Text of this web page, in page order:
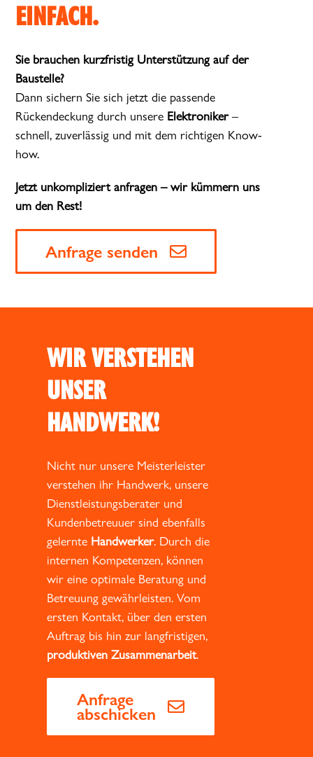
EINFACH.
Sie brauchen kurzfristig Unterstützung auf der
Baustelle?
Dann sichern Sie sich jetzt die passende
Rückendeckung durch unsere Elektroniker–
schnell, zuverlässig und mit dem richtigen Know-
how.
Jetzt unkompliziert anfragen – wir kümmern uns
um den Rest!
Anfrage senden
WIR VERSTEHEN
UNSER
HANDWERK!
Nicht nur unsere Meisterleister
verstehen ihr Handwerk, unsere
Dienstleistungsberater und
Kundenbetreuuer sind ebenfalls
gelernte Handwerker. Durch die
internen Kompetenzen, können
wir eine optimale Beratung und
Betreuung gewährleisten. Vom
ersten Kontakt, über den ersten
Auftrag bis hin zur langfristigen,
produktiven Zusammenarbeit.
Anfrage
abschicken